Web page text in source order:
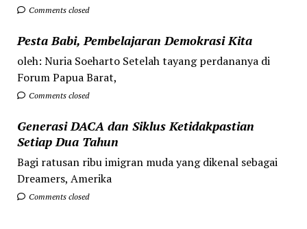
Comments closed
Pesta Babi, Pembelajaran Demokrasi Kita
oleh: Nuria Soeharto Setelah tayang perdananya di
Forum Papua Barat,
Comments closed
Generasi DACA dan Siklus Ketidakpastian
Setiap Dua Tahun
Bagi ratusan ribu imigran muda yang dikenal sebagai
Dreamers, Amerika
Comments closed